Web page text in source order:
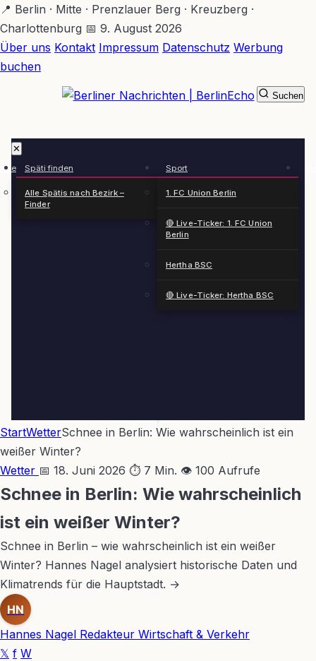
Zum
Hauptinhalt
springen
📍 Berlin · Mitte · Prenzlauer Berg · Kreuzberg ·
Charlottenburg 📅 9. August 2026
Über uns Kontakt Impressum Datenschutz Werbung
buchen
✕
Späti finden
Alle Spätis nach Bezirk –
Finder
Sport
1. FC Union Berlin
🔴 Live-Ticker: 1. FC Union
Berlin
Hertha BSC
🔴 Live-Ticker: Hertha BSC
Suchen
StartWetterSchnee in Berlin: Wie wahrscheinlich ist ein
weißer Winter?
Wetter 📅 18. Juni 2026 ⏱ 7 Min. 👁 100 Aufrufe
Schnee in Berlin: Wie wahrscheinlich
ist ein weißer Winter?
Schnee in Berlin – wie wahrscheinlich ist ein weißer
Winter? Hannes Nagel analysiert historische Daten und
Klimatrends für die Hauptstadt. →
HN
Hannes Nagel Redakteur Wirtschaft & Verkehr
𝕏 f W